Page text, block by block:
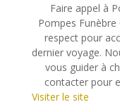
Faire appel à
Pompes Funèbre
respect pour
dernier voyage.
vous guider à
contacter pour
Visiter le site